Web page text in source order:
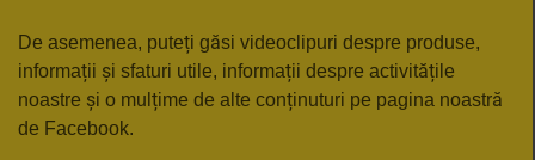
De asemenea, puteți găsi videoclipuri despre produse,
informații și sfaturi utile, informații despre activitățile
noastre și o mulțime de alte conținuturi pe pagina noastră
de Facebook.